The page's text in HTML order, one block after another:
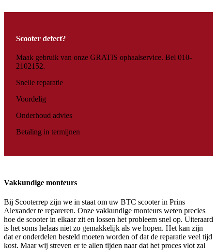
Scooter defect?
Maak gebruik van onze GRATIS ophaalservice. Bel 010-
2102152.
Snelle reparatie
Voordelig
Onderhoud advies
Betaling in termijnen
Vakkundige monteurs
Bij Scooterrep zijn we in staat om uw BTC scooter in Prins
Alexander te repareren. Onze vakkundige monteurs weten precies
hoe de scooter in elkaar zit en lossen het probleem snel op. Uiteraard
is het soms helaas niet zo gemakkelijk als we hopen. Het kan zijn
dat er onderdelen besteld moeten worden of dat de reparatie veel tijd
kost. Maar wij streven er te allen tijden naar dat het proces vlot zal